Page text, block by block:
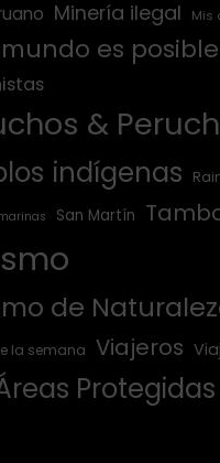
Minería ilegal Mis
es posible
&
indígenas
San Martín
de
la semana Viajeros
Protegidas